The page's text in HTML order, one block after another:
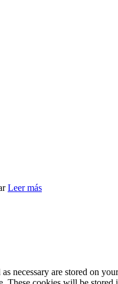
Leer más
necessary are stored on